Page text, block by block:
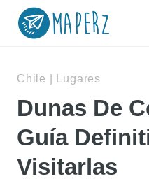
Saltar
Chile Lugares
Dunas De
Guía
Visitarlas